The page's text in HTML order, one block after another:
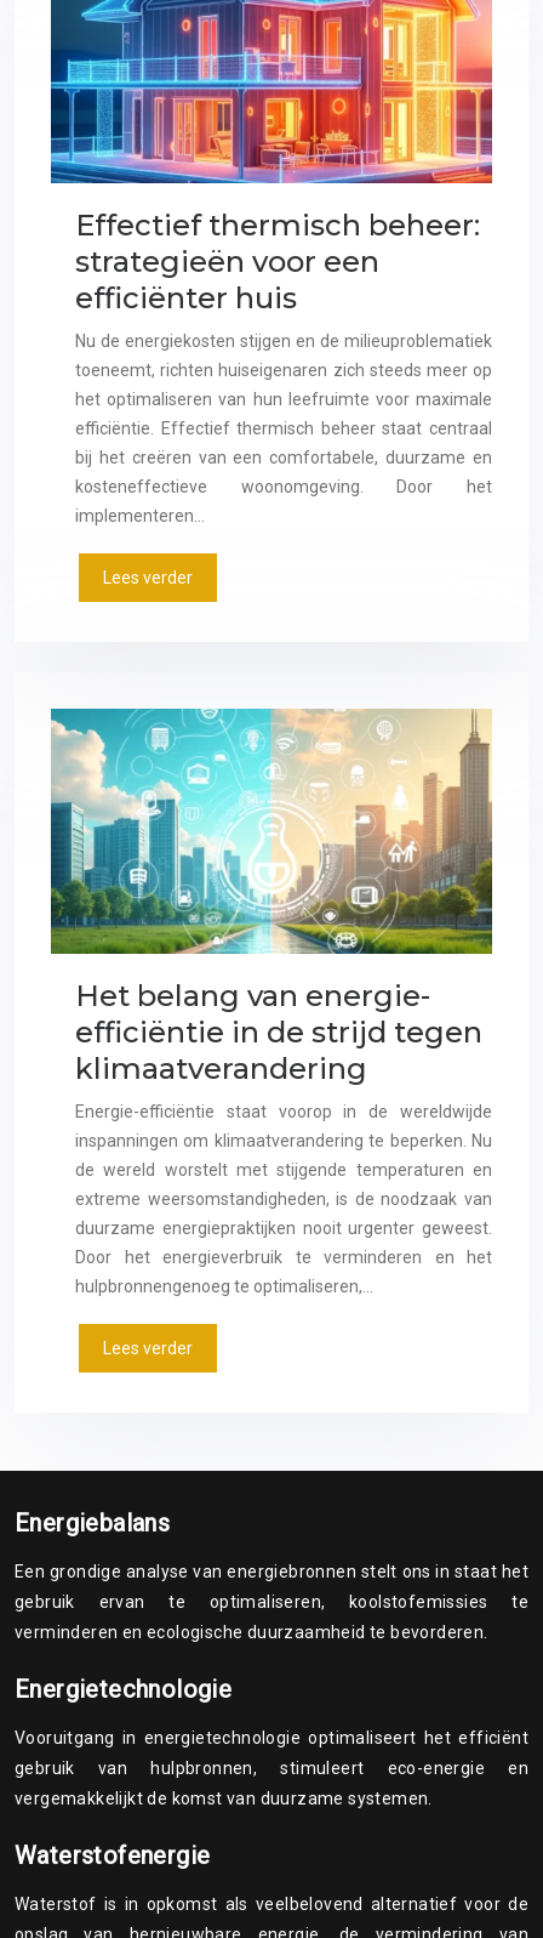
Effectief thermisch beheer:
strategieën voor een
efficiënter huis
Nu de energiekosten stijgen en de milieuproblematiek
toeneemt, richten huiseigenaren zich steeds meer op
het optimaliseren van hun leefruimte voor maximale
efficiëntie. Effectief thermisch beheer staat centraal
bij het creëren van een comfortabele, duurzame en
kosteneffectieve woonomgeving. Door het
implementeren…
Lees verder
Het belang van energie-
efficiëntie in de strijd tegen
klimaatverandering
Energie-efficiëntie staat voorop in de wereldwijde
inspanningen om klimaatverandering te beperken. Nu
de wereld worstelt met stijgende temperaturen en
extreme weersomstandigheden, is de noodzaak van
duurzame energiepraktijken nooit urgenter geweest.
Door het energieverbruik te verminderen en het
hulpbronnengenoeg te optimaliseren,…
Lees verder
Energiebalans
Een grondige analyse van energiebronnen stelt ons in staat het
gebruik ervan te optimaliseren, koolstofemissies te
verminderen en ecologische duurzaamheid te bevorderen.
Energietechnologie
Vooruitgang in energietechnologie optimaliseert het efficiënt
gebruik van hulpbronnen, stimuleert eco-energie en
vergemakkelijkt de komst van duurzame systemen.
Waterstofenergie
Waterstof is in opkomst als veelbelovend alternatief voor de